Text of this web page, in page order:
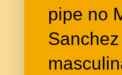
pipe no